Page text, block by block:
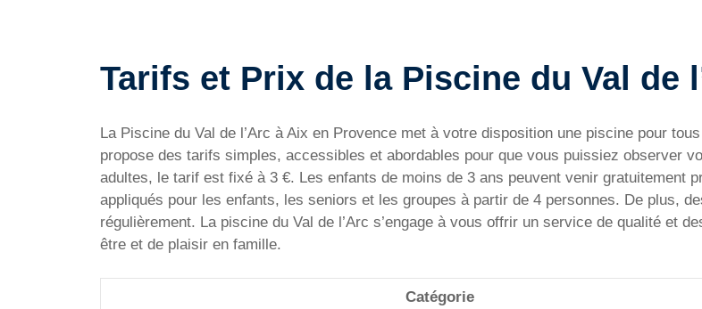
Tarifs et Prix de la Piscine du Val de
La Piscine du Val de l’Arc à Aix en Provence met à votre disposition une piscine pour
propose des tarifs simples, accessibles et abordables pour que vous puissiez observer
adultes, le tarif est fixé à 3 €. Les enfants de moins de 3 ans peuvent venir gratuitement
appliqués pour les enfants, les seniors et les groupes à partir de 4 personnes. De plus,
régulièrement. La piscine du Val de l’Arc s’engage à vous offrir un service de qualité et
être et de plaisir en famille.
Catégorie